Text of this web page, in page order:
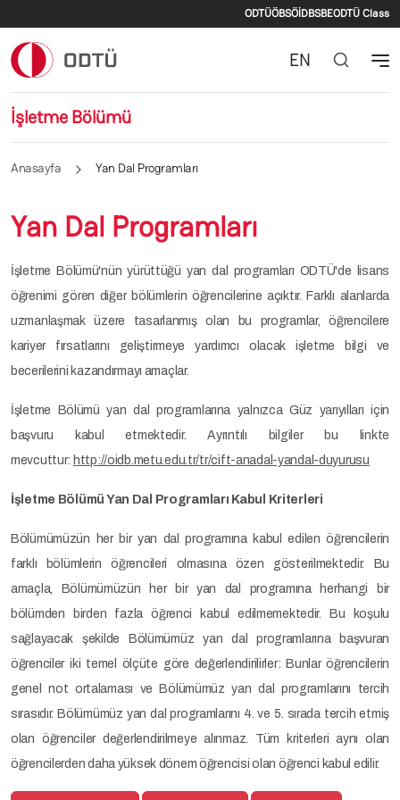
İkincil menü
ODTÜÖBSÖİDBSBEODTÜ Class
İşletme Bölümü
EN
Anasayfa Yan Dal Programları
Yan Dal Programları
İşletme Bölümü'nün yürüttüğü yan dal programları ODTÜ'de lisans
öğrenimi gören diğer bölümlerin öğrencilerine açıktır. Farklı alanlarda
uzmanlaşmak üzere tasarlanmış olan bu programlar, öğrencilere
kariyer fırsatlarını geliştirmeye yardımcı olacak işletme bilgi ve
becerilerini kazandırmayı amaçlar.
İşletme Bölümü yan dal programlarına yalnızca Güz yarıyılları için
başvuru kabul etmektedir. Ayrıntılı bilgiler bu linkte
mevcuttur: http://oidb.metu.edu.tr/tr/cift-anadal-yandal-duyurusu
İşletme Bölümü Yan Dal Programları Kabul Kriterleri
Bölümümüzün her bir yan dal programına kabul edilen öğrencilerin
farklı bölümlerin öğrencileri olmasına özen gösterilmektedir. Bu
amaçla, Bölümümüzün her bir yan dal programına herhangi bir
bölümden birden fazla öğrenci kabul edilmemektedir. Bu koşulu
sağlayacak şekilde Bölümümüz yan dal programlarına başvuran
öğrenciler iki temel ölçüte göre değerlendirilirler: Bunlar öğrencilerin
genel not ortalaması ve Bölümümüz yan dal programlarını tercih
sırasıdır. Bölümümüz yan dal programlarını 4. ve 5. sırada tercih etmiş
olan öğrenciler değerlendirilmeye alınmaz. Tüm kriterleri aynı olan
öğrencilerden daha yüksek dönem öğrencisi olan öğrenci kabul edilir.